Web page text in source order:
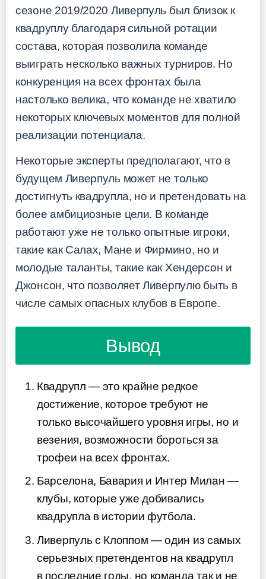
сезоне 2019/2020 Ливерпуль был близок к
квадруплу благодаря сильной ротации
состава, которая позволила команде
выиграть несколько важных турниров. Но
конкуренция на всех фронтах была
настолько велика, что команде не хватило
некоторых ключевых моментов для полной
реализации потенциала.
Некоторые эксперты предполагают, что в
будущем Ливерпуль может не только
достигнуть квадрупла, но и претендовать на
более амбициозные цели. В команде
работают уже не только опытные игроки,
такие как Салах, Мане и Фирмино, но и
молодые таланты, такие как Хендерсон и
Джонсон, что позволяет Ливерпулю быть в
числе самых опасных клубов в Европе.
Вывод
Квадрупл — это крайне редкое
достижение, которое требуют не
только высочайшего уровня игры, но и
везения, возможности бороться за
трофеи на всех фронтах.
Барселона, Бавария и Интер Милан —
клубы, которые уже добивались
квадрупла в истории футбола.
Ливерпуль с Клоппом — один из самых
серьезных претендентов на квадрупл
в последние годы, но команда так и не